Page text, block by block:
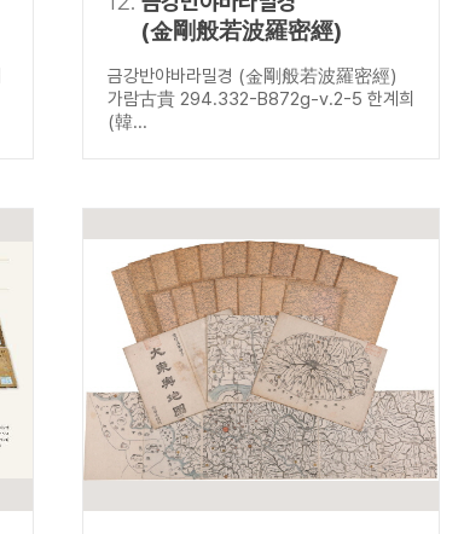
(金剛般若波羅密經)
금강반야바라밀경 (金剛般若波羅密經)
가람古貴 294.332-B872g-v.2-5 한계희
(韓...